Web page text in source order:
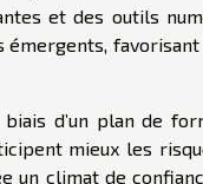
et des outils
favorisant
d’un plan de
mieux les
un climat de